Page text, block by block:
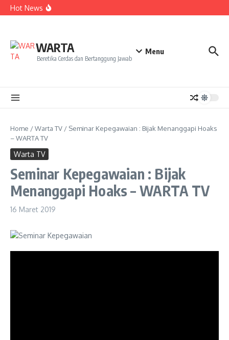
Lewati ke konten
Hot News
ke NCC 4 Bali
Sukseskan Kerja Bakti di Anjungan Melancar
WARTA
Beretika Cerdas dan Bertanggung Jawab
Menu
Home /Warta TV / Seminar Kepegawaian : Bijak Menanggapi Hoaks
– WARTA TV
Warta TV
Seminar Kepegawaian : Bijak
Menanggapi Hoaks – WARTA TV
16 Maret 2019